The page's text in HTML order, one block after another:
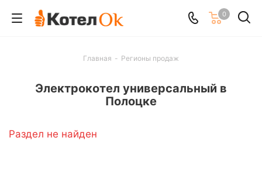
0
Главная - Регионы продаж
Электрокотел универсальный в
Полоцке
Раздел не найден